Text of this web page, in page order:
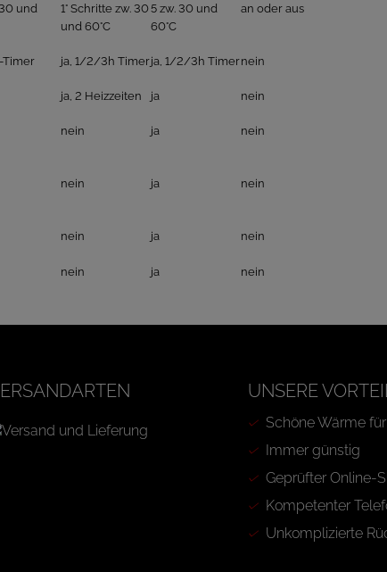
und
1° Schritte zw. 30
und 60°C
5 zw. 30 und
60°C
an oder aus
Timer ja, 1/2/3h Timerja, 1/2/3h Timernein
ja, 2 Heizzeiten ja nein
nein ja nein
nein ja nein
nein ja nein
nein ja nein
UNSERE
Schöne Wärme
Immer günstig
Geprüfter Online-
Kompetenter
Unkomplizierte